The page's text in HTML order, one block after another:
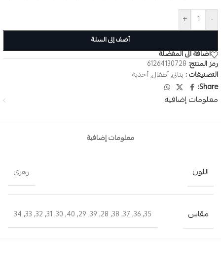
-
+
أضف إلى السلة
اضافة الى المفضلة
رمز المنتج: 61264130728
التصنيفات : بناتي,أطفال,أحذية
Share:
معلومات إضافية
معلومات إضافية
اللون زهري
مقاس 35
,
36
,
37
,
38
,
28
,
39
,
29
,
40
,
30
,
31
,
32
,
33
,
34